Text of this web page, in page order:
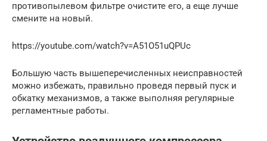
противопылевом фильтре очистите его, а еще лучше
смените на новый.
https://youtube.com/watch?v=A51O51uQPUc
Большую часть вышеперечисленных неисправностей
можно избежать, правильно проведя первый пуск и
обкатку механизмов, а также выполняя регулярные
регламентные работы.